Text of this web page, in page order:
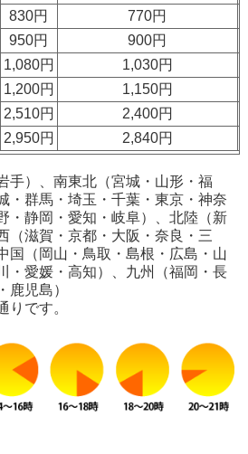
830円 770円
950円 900円
1,080円 1,030円
1,200円 1,150円
2,510円 2,400円
2,950円 2,840円
手）、南東北（宮城・山形・福
・群馬・埼玉・千葉・東京・神奈
・静岡・愛知・岐阜）、北陸（新
（滋賀・京都・大阪・奈良・三
国（岡山・鳥取・島根・広島・山
・愛媛・高知）、九州（福岡・長
鹿児島）
りです。